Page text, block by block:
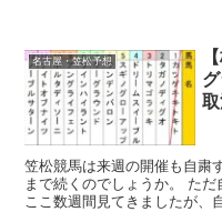
名古屋・笠松予想
笠松競馬は来週の開催も自粛
まで続くのでしょうか。 ただ
ここ数週間見てきましたが、